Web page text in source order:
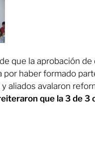
que la aprobación de
por haber formado
aliados avalaron
que la 3 de 3